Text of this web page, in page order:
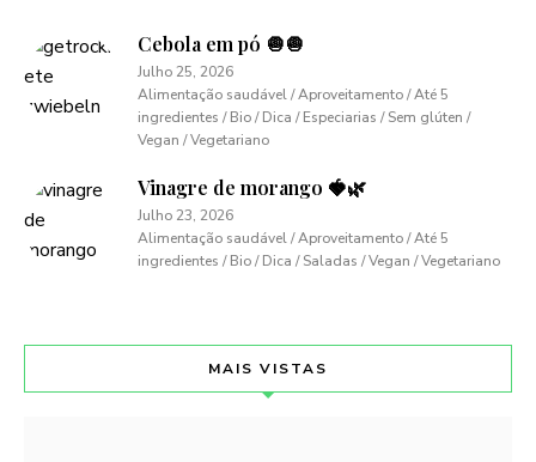
Cebola em pó 🧅🧅
Julho 25, 2026
Alimentação saudável / Aproveitamento / Até 5
ingredientes / Bio / Dica / Especiarias / Sem glúten /
Vegan / Vegetariano
Vinagre de morango 🍓🌿
Julho 23, 2026
Alimentação saudável / Aproveitamento / Até 5
ingredientes / Bio / Dica / Saladas / Vegan / Vegetariano
MAIS VISTAS